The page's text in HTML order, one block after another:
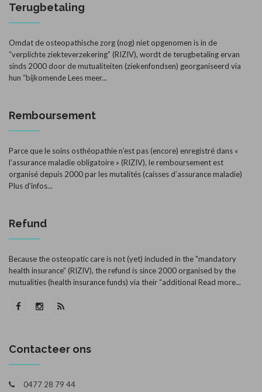
Terugbetaling
Omdat de osteopathische zorg (nog) niet opgenomen is in de
“verplichte ziekteverzekering” (RIZIV), wordt de terugbetaling ervan
sinds 2000 door de mutualiteiten (ziekenfondsen) georganiseerd via
hun “bijkomendeLees meer...
Remboursement
Parce que le soins osthéopathie n’est pas (encore) enregistré dans «
l’assurance maladie obligatoire » (RIZIV), le remboursement est
organisé depuis 2000 par les mutalités (caisses d’assurance maladie)
Plus d'infos...
Refund
Because the osteopatic care is not (yet) included in the "mandatory
health insurance” (RIZIV), the refund is since 2000 organised by the
mutualities (health insurance funds) via their “additional Read more...
Contacteer ons
0477 28 79 44